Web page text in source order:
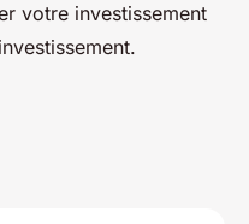
votre investissement